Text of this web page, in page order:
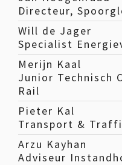
Directeur,
Will de Jager
Specialist
Merijn Kaal
Junior Technisch
Rail
Pieter Kal
Transport &
Arzu Kayhan
Adviseur